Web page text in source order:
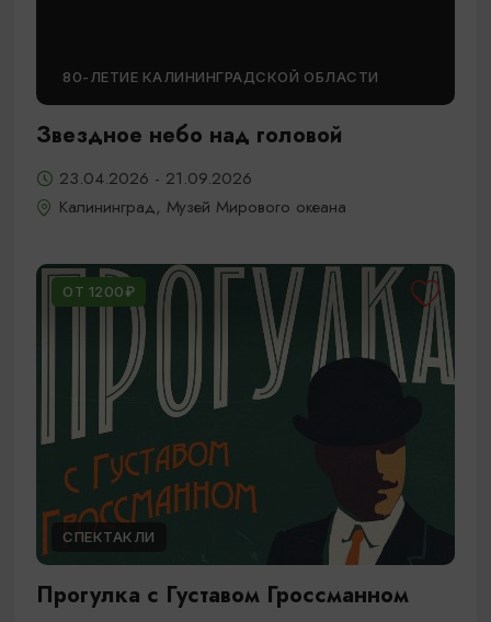
80-ЛЕТИЕ КАЛИНИНГРАДСКОЙ ОБЛАСТИ
Звездное небо над головой
23.04.2026 - 21.09.2026
Калининград, Музей Мирового океана
ОТ 1200₽
СПЕКТАКЛИ
Прогулка с Густавом Гроссманном